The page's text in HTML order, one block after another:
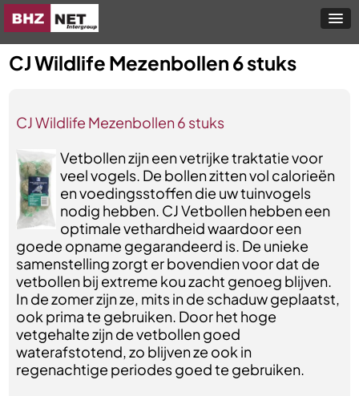
CJ Wildlife Mezenbollen 6 stuks
CJ Wildlife Mezenbollen 6 stuks
Vetbollen zijn een vetrijke traktatie voor
veel vogels. De bollen zitten vol calorieën
en voedingsstoffen die uw tuinvogels
nodig hebben. CJ Vetbollen hebben een
optimale vethardheid waardoor een
goede opname gegarandeerd is. De unieke
samenstelling zorgt er bovendien voor dat de
vetbollen bij extreme kou zacht genoeg blijven.
In de zomer zijn ze, mits in de schaduw geplaatst,
ook prima te gebruiken. Door het hoge
vetgehalte zijn de vetbollen goed
waterafstotend, zo blijven ze ook in
regenachtige periodes goed te gebruiken.